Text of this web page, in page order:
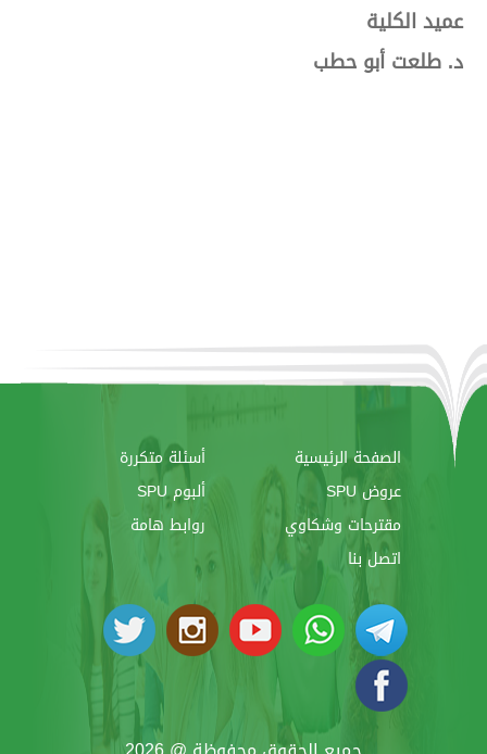
عميد الكلية
د. طلعت أبو حطب
الصفحة الرئيسية
أسئلة متكررة
عروض SPU
ألبوم SPU
مقترحات وشكاوي
روابط هامة
اتصل بنا